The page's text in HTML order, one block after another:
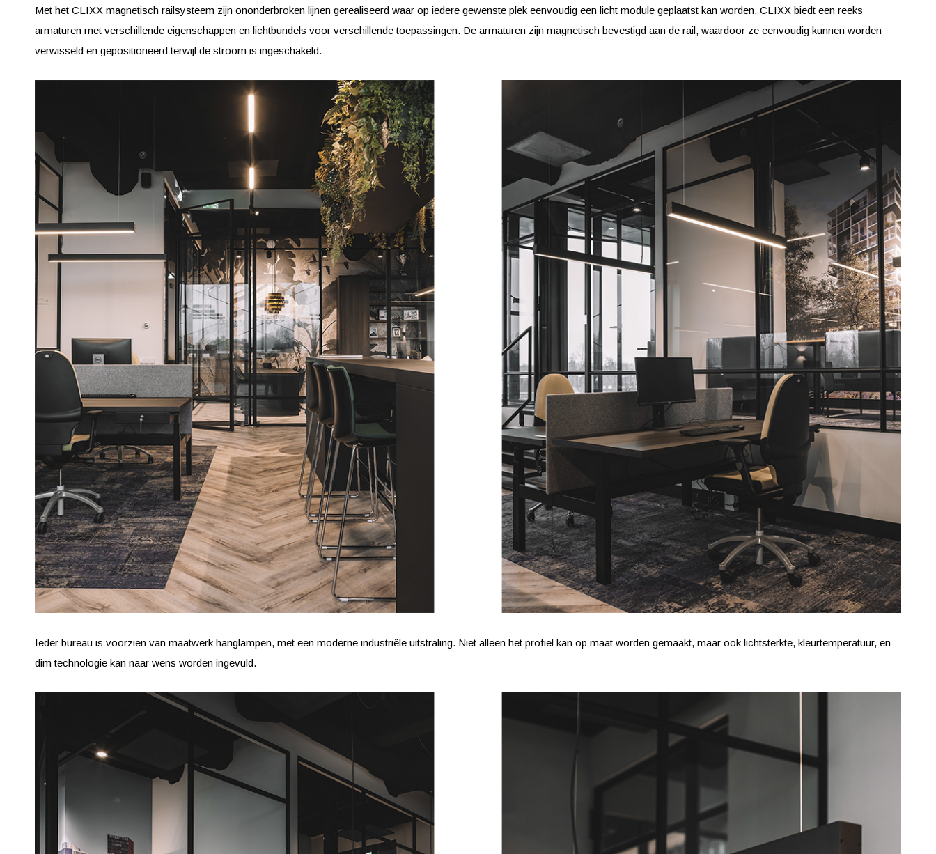
Met het CLIXX magnetisch railsysteem zijn ononderbroken lijnen gerealiseerd waar op iedere gewenste plek eenvoudig een licht module geplaatst kan worden. CLIXX biedt een reeks
armaturen met verschillende eigenschappen en lichtbundels voor verschillende toepassingen. De armaturen zijn magnetisch bevestigd aan de rail, waardoor ze eenvoudig kunnen worden
verwisseld en gepositioneerd terwijl de stroom is ingeschakeld.
Ieder bureau is voorzien van maatwerk hanglampen, met een moderne industriële uitstraling. Niet alleen het profiel kan op maat worden gemaakt, maar ook lichtsterkte, kleurtemperatuur, en
dim technologie kan naar wens worden ingevuld.